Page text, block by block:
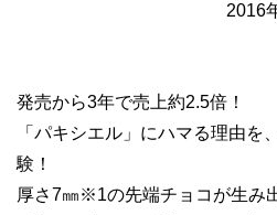
2016
発売から3年で売上約2.5倍！
「パキシエル」にハマる理由を
験！
厚さ7㎜※1の先端チョコが生み